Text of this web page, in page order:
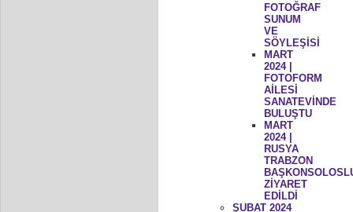
FOTOĞRAF
SUNUM
VE
SÖYLEŞİSİ
MART
2024 |
FOTOFORM
AİLESİ
SANATEVİNDE
BULUŞTU
MART
2024 |
RUSYA
TRABZON
ZİYARET
EDİLDİ
ŞUBAT 2024